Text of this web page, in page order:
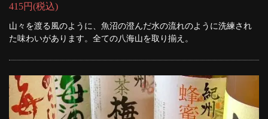
415円(税込)
山々を渡る風のように、魚沼の澄んだ水の流れのように洗練され
た味わいがあります。全ての八海山を取り揃え。